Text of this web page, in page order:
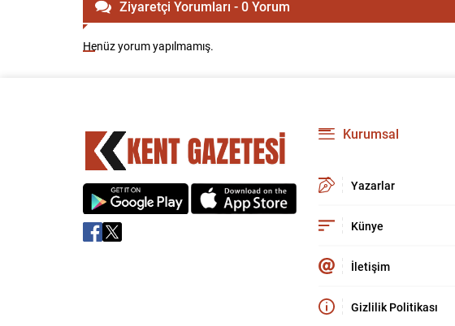
Ziyaretçi Yorumları - 0 Yorum
Henüz yorum yapılmamış.
Kurumsal
Yazarlar
Künye
İletişim
Gizlilik Politikası